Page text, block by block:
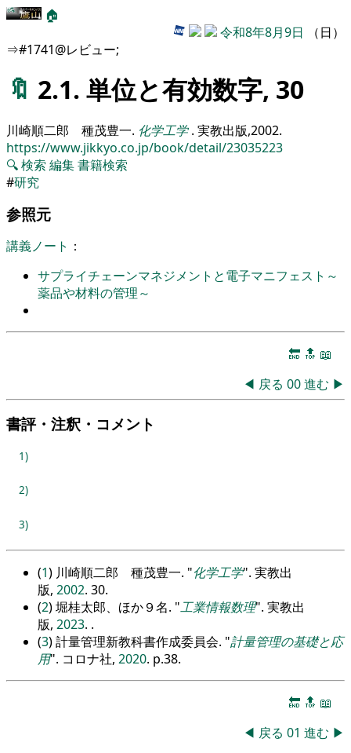
🏠
令和8年8月9日 （日）
⇒#1741@レビュー;
🔖 2.1. 単位と有効数字, 30
川崎順二郎 種茂豊一. 化学工学 . 実教出版,2002.
https://www.jikkyo.co.jp/book/detail/23035223
🔍検索 編集書籍検索
#研究
参照元
講義ノート ：
サプライチェーンマネジメントと電子マニフェスト～
薬品や材料の管理～
🔚 🔝 📖
◀ 戻る 00進む ▶
書評・注釈・コメント
1)
2)
3)
(1) 川崎順二郎 種茂豊一. 化学工学 . 実教出
版, 2002. 30.
(2) 堀桂太郎、ほか９名. 工業情報数理 . 実教出
版, 2023. .
(3) 計量管理新教科書作成委員会. 計量管理の基礎と応
用 . コロナ社, 2020. p.38.
🔚 🔝 📖
◀ 戻る 01 進む ▶